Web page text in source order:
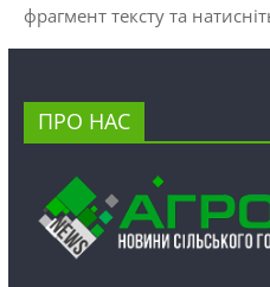
фрагмент тексту та
ПРО НАС